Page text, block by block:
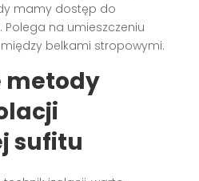
mamy dostęp do
Polega na umieszczeniu
belkami stropowymi.
metody
sufitu